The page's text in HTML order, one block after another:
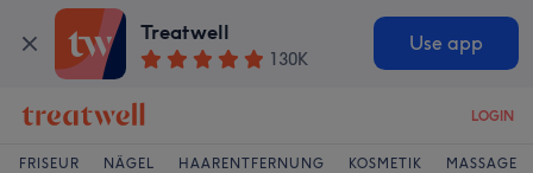
Treatwell
130K
Use app
LOGIN
FRISEUR NÄGEL HAARENTFERNUNG KOSMETIK MASSAGE